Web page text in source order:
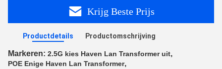
Krijg Beste Prijs
Productdetails Productomschrijving
Markeren: 2.5G kies Haven Lan Transformer uit,
POE Enige Haven Lan Transformer,